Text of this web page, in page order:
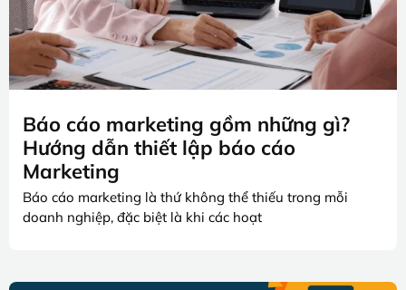
Báo cáo marketing gồm những gì?
Hướng dẫn thiết lập báo cáo
Marketing
Báo cáo marketing là thứ không thể thiếu trong mỗi
doanh nghiệp, đặc biệt là khi các hoạt